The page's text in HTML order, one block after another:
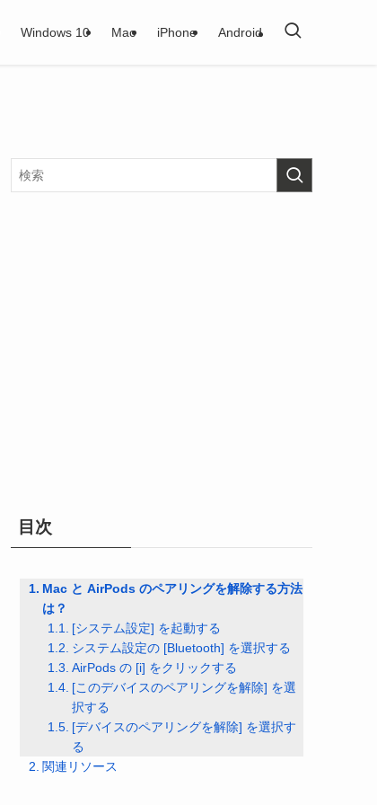
Windows 10 Mac iPhone Android
目次
Mac と AirPods のペアリングを解除する方法
は？
[システム設定] を起動する
システム設定の [Bluetooth] を選択する
AirPods の [i] をクリックする
[このデバイスのペアリングを解除] を選
択する
[デバイスのペアリングを解除] を選択す
る
関連リソース